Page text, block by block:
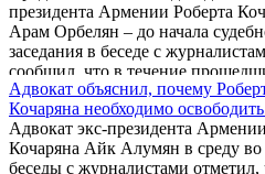
президента Армении Роберта
Арам Орбелян – до начала
заседания в беседе с
сообщил, что в течение
были запрещены свидания с его
подзащитным. Свидания были
только адвокатам, что
Адвокат объяснил, почему
Кочаряна необходимо
Адвокат экс-президента
Кочаряна Айк Алумян в среду во
беседы с журналистами отметил,